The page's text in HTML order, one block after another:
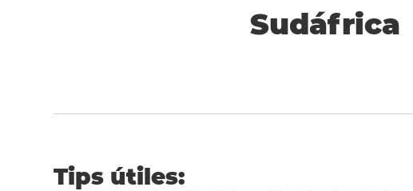
Sudáfrica
Tips útiles: